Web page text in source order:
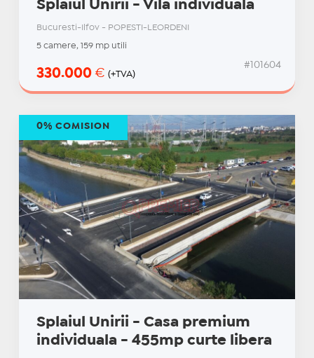
Splaiul Unirii - Vila individuala
Bucuresti-Ilfov - POPESTI-LEORDENI
5 camere, 159 mp utili
330.000 € (+TVA)
#101604
Splaiul Unirii - Casa premium
individuala - 455mp curte libera
0% COMISION